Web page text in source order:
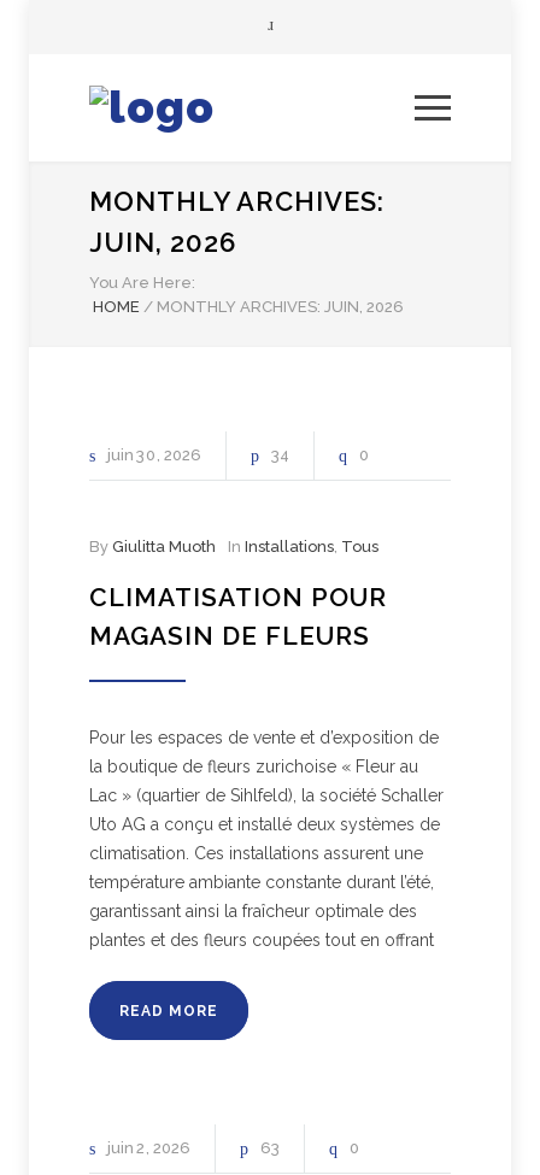
MONTHLY ARCHIVES:
JUIN, 2026
You Are Here:
HOME / MONTHLY ARCHIVES: JUIN, 2026
juin 30 2026 34 0
By Giulitta Muoth In Installations, Tous
CLIMATISATION POUR
MAGASIN DE FLEURS
Pour les espaces de vente et d’exposition de
la boutique de fleurs zurichoise « Fleur au
Lac » (quartier de Sihlfeld), la société Schaller
Uto AG a conçu et installé deux systèmes de
climatisation. Ces installations assurent une
température ambiante constante durant l’été,
garantissant ainsi la fraîcheur optimale des
plantes et des fleurs coupées tout en offrant
READ MORE
juin 2 2026 63 0